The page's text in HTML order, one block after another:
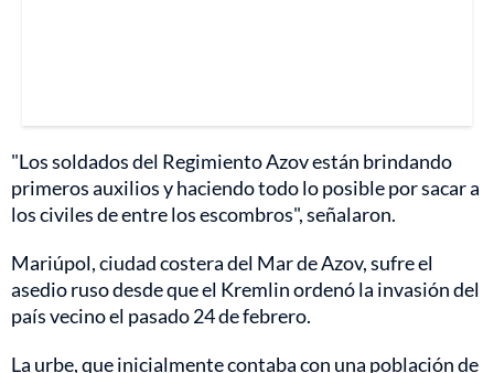
"Los soldados del Regimiento Azov están brindando
primeros auxilios y haciendo todo lo posible por sacar a
los civiles de entre los escombros", señalaron.
Mariúpol, ciudad costera del Mar de Azov, sufre el
asedio ruso desde que el Kremlin ordenó la invasión del
país vecino el pasado 24 de febrero.
La urbe, que inicialmente contaba con una población de